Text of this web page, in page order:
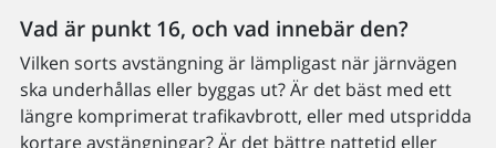
Vad är punkt 16, och vad innebär den?
Vilken sorts avstängning är lämpligast när järnvägen
ska underhållas eller byggas ut? Är det bäst med ett
längre komprimerat trafikavbrott, eller med utspridda
kortare avstängningar? Är det bättre nattetid eller